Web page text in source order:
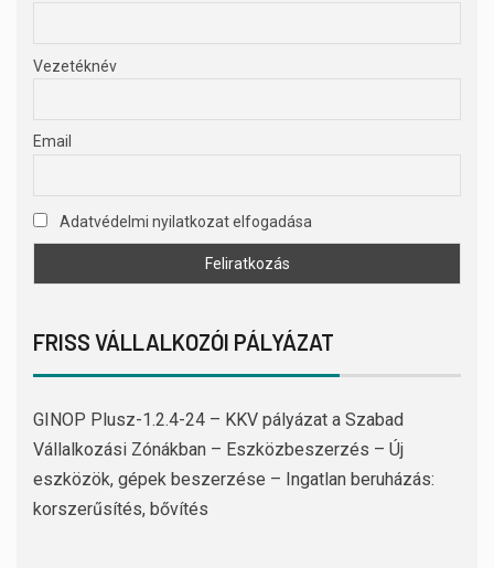
Vezetéknév
Email
Adatvédelmi nyilatkozat elfogadása
FRISS VÁLLALKOZÓI PÁLYÁZAT
GINOP Plusz-1.2.4-24 – KKV pályázat a Szabad
Vállalkozási Zónákban – Eszközbeszerzés – Új
eszközök, gépek beszerzése – Ingatlan beruházás:
korszerűsítés, bővítés